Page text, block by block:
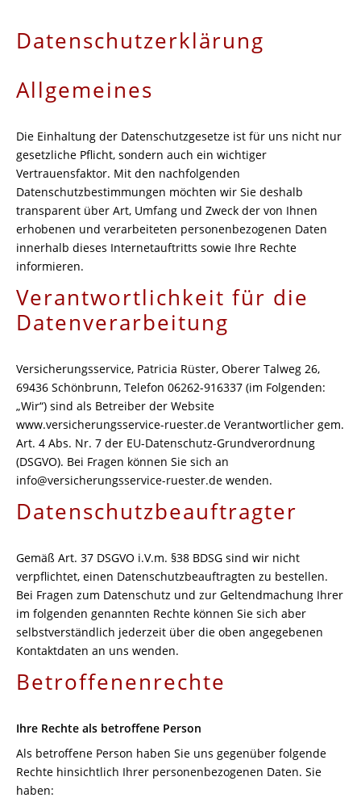
Datenschutzerklärung
Allgemeines
Die Einhaltung der Datenschutzgesetze ist für uns nicht nur
gesetzliche Pflicht, sondern auch ein wichtiger
Vertrauensfaktor. Mit den nachfolgenden
Datenschutzbestimmungen möchten wir Sie deshalb
transparent über Art, Umfang und Zweck der von Ihnen
erhobenen und verarbeiteten personenbezogenen Daten
innerhalb dieses Internetauftritts sowie Ihre Rechte
informieren.
Verantwortlichkeit für die
Datenverarbeitung
Versicherungsservice, Patricia Rüster, Oberer Talweg 26,
69436 Schönbrunn, Telefon 06262-916337 (im Folgenden:
„Wir“) sind als Betreiber der Website
www.versicherungsservice-ruester.de Verantwortlicher gem.
Art. 4 Abs. Nr. 7 der EU-Datenschutz-Grundverordnung
(DSGVO). Bei Fragen können Sie sich an
info@versicherungsservice-ruester.de wenden.
Datenschutzbeauftragter
Gemäß Art. 37 DSGVO i.V.m. §38 BDSG sind wir nicht
verpflichtet, einen Datenschutzbeauftragten zu bestellen.
Bei Fragen zum Datenschutz und zur Geltendmachung Ihrer
im folgenden genannten Rechte können Sie sich aber
selbstverständlich jederzeit über die oben angegebenen
Kontaktdaten an uns wenden.
Betroffenenrechte
Ihre Rechte als betroffene Person
Als betroffene Person haben Sie uns gegenüber folgende
Rechte hinsichtlich Ihrer personenbezogenen Daten. Sie
haben: